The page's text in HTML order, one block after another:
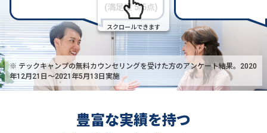
(満足度 5/5点)
スクロールできます
※ テックキャンプの無料カウンセリングを受けた方のアンケート結果。2020
年12月21日〜2021年5月13日実施
豊富な実績を持つ